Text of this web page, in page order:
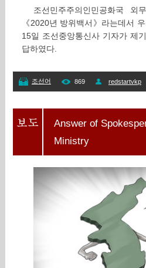
조선민주주의인민공화국 외
《2020년 방위백서》라는데서
15일 조선중앙통신사 기자가 제
답하였다.
조선어 869 redstartvkp
Answer of
Ministry